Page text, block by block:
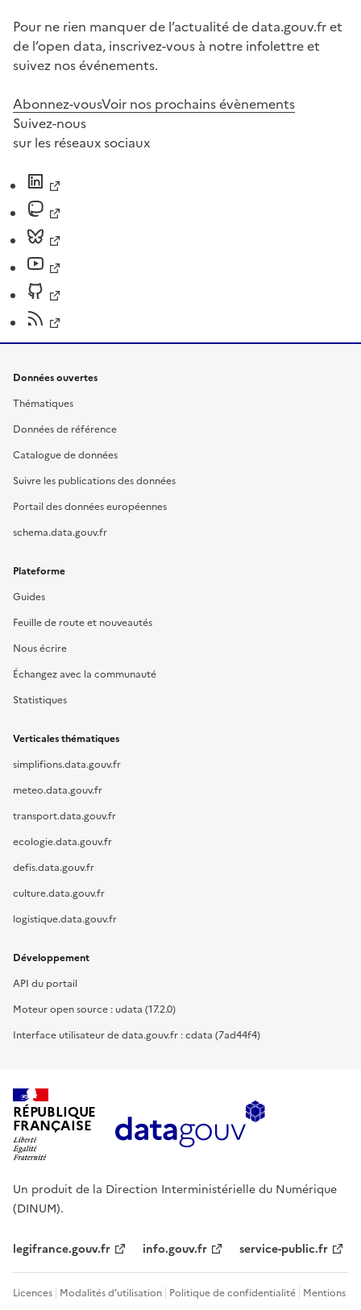
Pour ne rien manquer de l’actualité de data.gouv.fr et
de l’open data, inscrivez-vous à notre infolettre et
suivez nos événements.
Abonnez-vousVoir nos prochains évènements
Suivez-nous
sur les réseaux sociaux
Données ouvertes
Thématiques
Données de référence
Catalogue de données
Suivre les publications des données
Portail des données européennes
schema.data.gouv.fr
Plateforme
Guides
Feuille de route et nouveautés
Nous écrire
Échangez avec la communauté
Statistiques
Verticales thématiques
simplifions.data.gouv.fr
meteo.data.gouv.fr
transport.data.gouv.fr
ecologie.data.gouv.fr
defis.data.gouv.fr
culture.data.gouv.fr
logistique.data.gouv.fr
Développement
API du portail
Moteur open source : udata (17.2.0)
Interface utilisateur de data.gouv.fr : cdata (7ad44f4)
RÉPUBLIQUE
FRANÇAISE
Un produit de la Direction Interministérielle du Numérique
(DINUM).
legifrance.gouv.fr info.gouv.fr service-public.fr
Licences Modalités d'utilisation Politique de confidentialité Mentions